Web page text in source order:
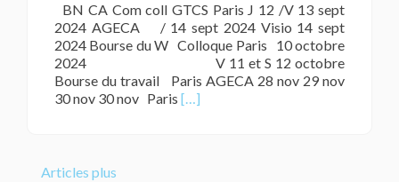
BN CA Com coll GTCS Paris J 12 /V 13 sept
2024 AGECA / 14 sept 2024 Visio 14 sept
2024 Bourse du W Colloque Paris 10 octobre
2024 V 11 et S 12 octobre
Bourse du travail Paris AGECA 28 nov 29 nov
30 nov 30 nov Paris En
[…]
Articles plus